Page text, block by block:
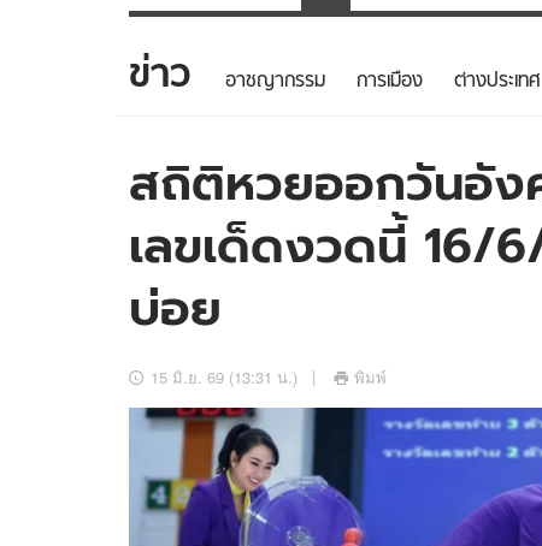
ข่าว
ข่าวบันเทิง
ข่าวกีฬา
ข่าวเศรษฐกิจ
อัปเดตจีน
ดูดวง -
สถิติหวยไทย
หวยลาว
ดาวน์โหลดสนุกแอปฟรี ติดตามสนุกโซเ
ข่าว อาชญากรรม การเมือง ต่างประเทศ
สถิติหวยออกวันอัง
เลขเด็ดงวดนี้ 16/
บ่อย
15 มิ.ย. 69 (13:31 น.) พิมพ์